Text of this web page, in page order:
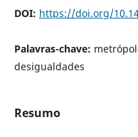
DOI: https://doi.org/
Palavras-chave:
desigualdades
Resumo